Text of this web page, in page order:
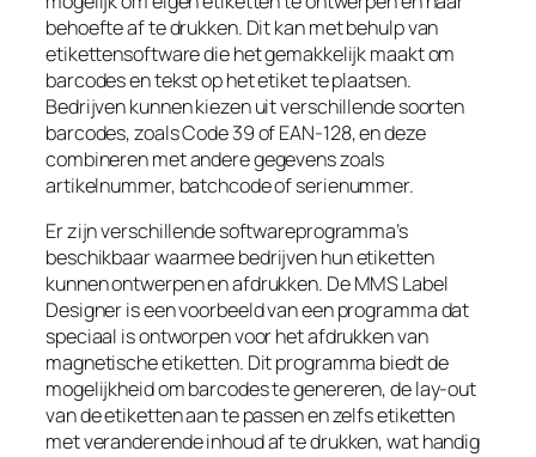
behoefte af te drukken. Dit kan met behulp van
etikettensoftware die het gemakkelijk maakt om
barcodes en tekst op het etiket te plaatsen.
Bedrijven kunnen kiezen uit verschillende soorten
barcodes, zoals Code 39 of EAN-128, en deze
combineren met andere gegevens zoals
artikelnummer, batchcode of serienummer.
Er zijn verschillende softwareprogramma’s
beschikbaar waarmee bedrijven hun etiketten
kunnen ontwerpen en afdrukken. De MMS Label
Designer is een voorbeeld van een programma dat
speciaal is ontworpen voor het afdrukken van
magnetische etiketten. Dit programma biedt de
mogelijkheid om barcodes te genereren, de lay-out
van de etiketten aan te passen en zelfs etiketten
met veranderende inhoud af te drukken, wat handig